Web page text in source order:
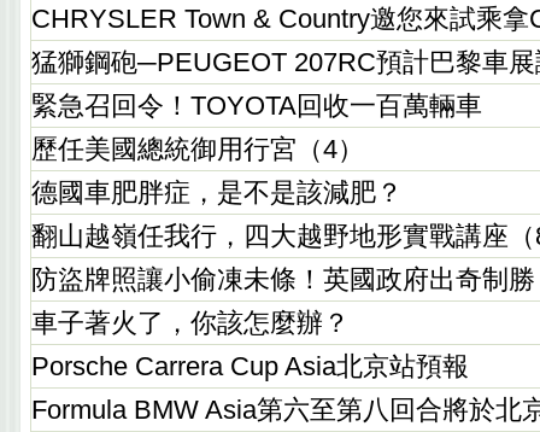
CHRYSLER Town & Country邀您來試乘拿
猛獅鋼砲─PEUGEOT 207RC預計巴黎車
緊急召回令！TOYOTA回收一百萬輛車
歷任美國總統御用行宮（4）
德國車肥胖症，是不是該減肥？
翻山越嶺任我行，四大越野地形實戰講座
防盜牌照讓小偷凍未條！英國政府出奇制勝
車子著火了，你該怎麼辦？
Porsche Carrera Cup Asia北京站預報
Formula BMW Asia第六至第八回合將於北